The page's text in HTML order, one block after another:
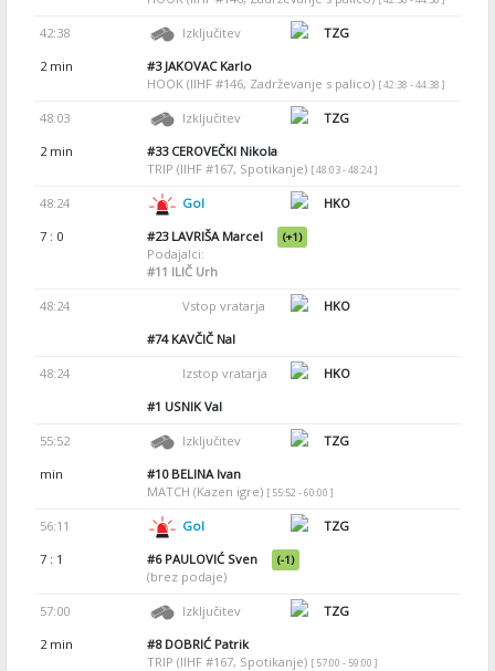
42:38 Izključitev
TZG
2 min
#3JAKOVAC Karlo
HOOK (IIHF #146, Zadrževanje s palico) [ 42:38 - 44:38 ]
48:03 Izključitev
TZG
2 min
#33CEROVEČKI Nikola
TRIP (IIHF #167, Spotikanje) [ 48:03 - 48:24 ]
48:24 Gol
HKO
7 : 0
#23LAVRIŠA Marcel (+1)
Podajalci:
#11 ILIČ Urh
48:24 Vstop vratarja
HKO
#74KAVČIČ Nal
48:24 Izstop vratarja
HKO
#1 USNIK Val
55:52 Izključitev
TZG
min
#10BELINA Ivan
MATCH (Kazen igre) [ 55:52 - 60:00 ]
56:11 Gol
TZG
7 : 1
#6PAULOVIĆ Sven (-1)
(brez podaje)
57:00 Izključitev
TZG
2 min
#8DOBRIĆ Patrik
TRIP (IIHF #167, Spotikanje) [ 57:00 - 59:00 ]